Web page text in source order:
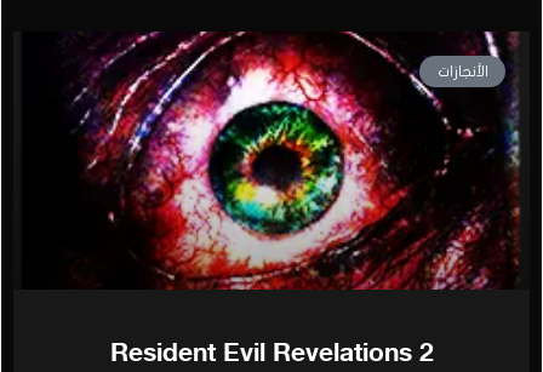
الأنجازات
Resident Evil Revelations 2